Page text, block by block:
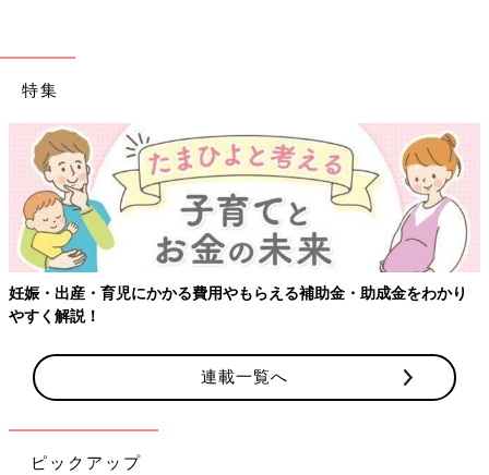
出典：Instagramアカウント「y_0101_e」
y_0101_eはミッキーとミニーのエコバッグをディズニーランド
のカプセルトイでゲット。お友達に頼まれた分と合わせて10回で
2セットコンプリートしたそう。寒い中長い行列に並んだのだと
か。人気なんですね！
ダイソーにはリーズナブルで使いやすいエコバ
ッグがたくさんありますが、エコバッグとして
ちょっとしたお買い物にも使える、ダイソーの
カプセルトイでゲットできるエコバッグをご紹介しました。どれ
特集
妊娠・出産・育児にかかる費用やもらえる補助金・助成金をわかり
やすく解説！
連載一覧へ
ピックアップ